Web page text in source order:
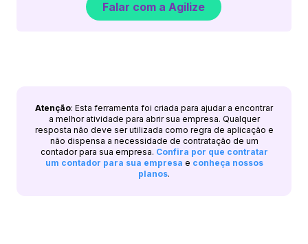
Falar com a Agilize
Atenção: Esta ferramenta foi criada para ajudar a encontrar
a melhor atividade para abrir sua empresa. Qualquer
resposta não deve ser utilizada como regra de aplicação e
não dispensa a necessidade de contratação de um
contador para sua empresa. Confira por que contratar
um contador para sua empresa e conheça nossos
planos.